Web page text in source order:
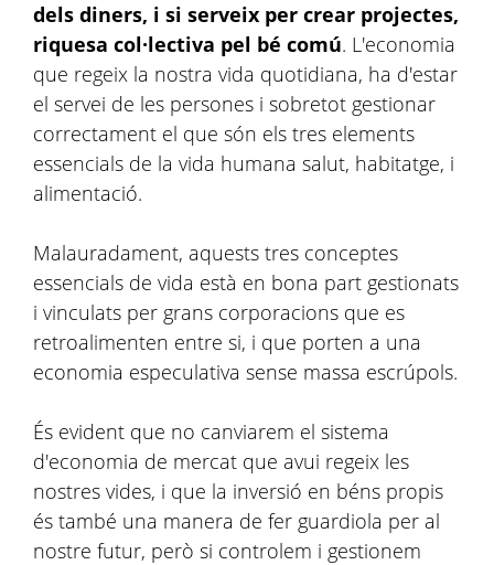
dels diners, i si serveix per crear projectes,
riquesa col·lectiva pel bé comú. L'economia
que regeix la nostra vida quotidiana, ha d'estar
el servei de les persones i sobretot gestionar
correctament el que són els tres elements
essencials de la vida humana salut, habitatge, i
alimentació.
Malauradament, aquests tres conceptes
essencials de vida està en bona part gestionats
i vinculats per grans corporacions que es
retroalimenten entre si, i que porten a una
economia especulativa sense massa escrúpols.
És evident que no canviarem el sistema
d'economia de mercat que avui regeix les
nostres vides, i que la inversió en béns propis
és també una manera de fer guardiola per al
nostre futur, però si controlem i gestionem